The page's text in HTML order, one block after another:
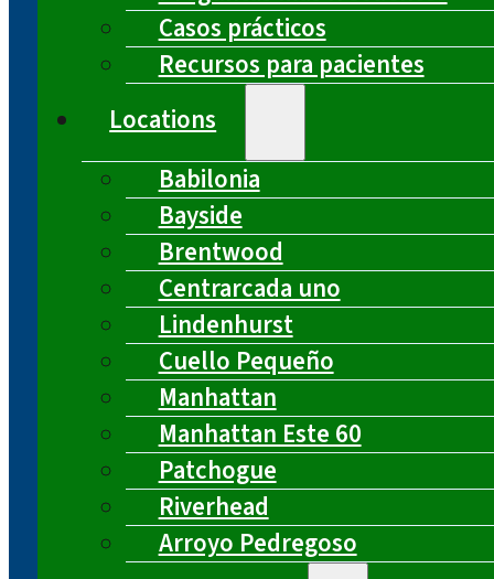
Casos prácticos
Recursos para pacientes
Locations
Babilonia
Bayside
Brentwood
Centrarcada uno
Lindenhurst
Cuello Pequeño
Manhattan
Manhattan Este 60
Patchogue
Riverhead
Arroyo Pedregoso